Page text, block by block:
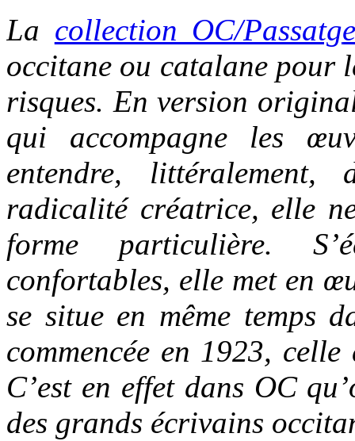
La collection OC/Passatg
occitane ou catalane pour
risques. En version
qui accompagne les
entendre,
radicalité créatrice, elle
forme particulière.
confortables, elle met en
se situe en même temps
commencée en 1923,
C’est en effet dans OC
des grands écrivains